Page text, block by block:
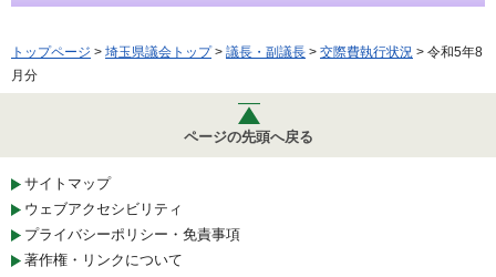
トップページ > 埼玉県議会トップ> 議長・副議長 > 交際費執行状況 > 令和5年8
月分
ページの先頭へ戻る
サイトマップ
ウェブアクセシビリティ
プライバシーポリシー・免責事項
著作権・リンクについて